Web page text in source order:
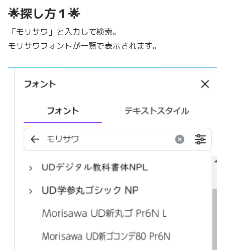
🌟探し方１🌟
「モリサワ」と入力して検索。
モリサワフォントが一覧で表示されます。